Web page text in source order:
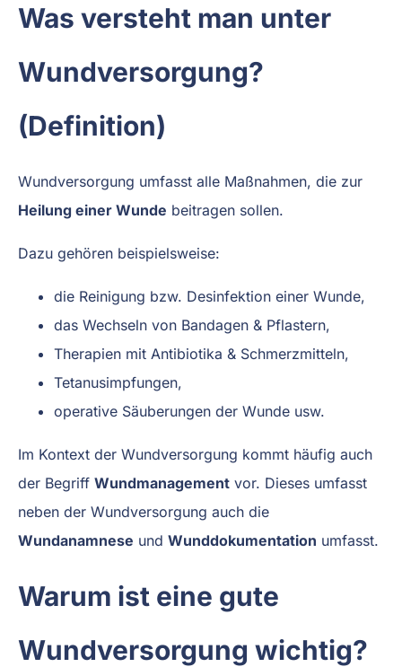
Was versteht man unter
Wundversorgung?
(Definition)
Wundversorgung umfasst alle Maßnahmen, die zur
Heilung einer Wunde beitragen sollen.
Dazu gehören beispielsweise:
die Reinigung bzw. Desinfektion einer Wunde,
das Wechseln von Bandagen & Pflastern,
Therapien mit Antibiotika & Schmerzmitteln,
Tetanusimpfungen,
operative Säuberungen der Wunde usw.
Im Kontext der Wundversorgung kommt häufig auch
der Begriff Wundmanagement vor. Dieses umfasst
neben der Wundversorgung auch die
Wundanamnese und Wunddokumentation umfasst.
Warum ist eine gute
Wundversorgung wichtig?